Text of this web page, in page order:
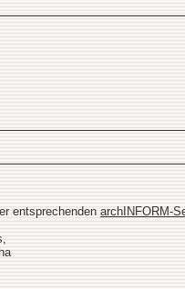
entsprechenden archINFORM-